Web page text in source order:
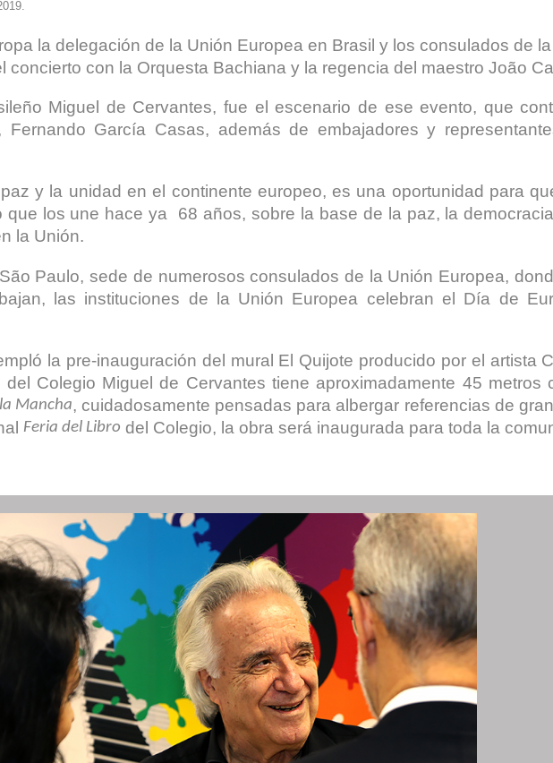
la delegación de la Unión Europea en Brasil y los consulados de
concierto con la Orquesta Bachiana y la regencia del maestro João
Miguel de Cervantes, fue el escenario de ese evento, que
Fernando García Casas, además de embajadores y
y la unidad en el continente europeo, es una oportunidad para
que los une hace ya 68 años, sobre la base de la paz, la
la Unión.
Paulo, sede de numerosos consulados de la Unión Europea,
las instituciones de la Unión Europea celebran el Día de
la pre-inauguración del mural El Quijote producido por el artista
Colegio Miguel de Cervantes tiene aproximadamente 45 metros
Mancha, cuidadosamente pensadas para albergar referencias de
Feria del Libro del Colegio, la obra será inaugurada para toda la